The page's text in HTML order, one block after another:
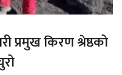
प्रमुख किरण श्रेष्ठको